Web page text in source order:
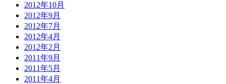
2012年10月
2012年9月
2012年7月
2012年4月
2012年2月
2011年9月
2011年5月
2011年4月